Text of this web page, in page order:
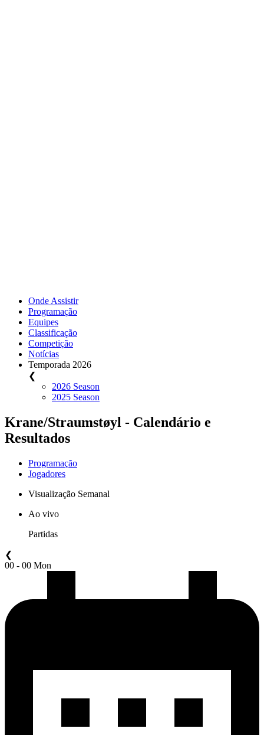
Onde Assistir
Programação
Equipes
Classificação
Competição
Notícias
Temporada 2026
❮
2026 Season
2025 Season
Krane/Straumstøyl - Calendário e
Resultados
Programação
Jogadores
Visualização Semanal
Ao vivo
Partidas
❮
00 - 00 Mon